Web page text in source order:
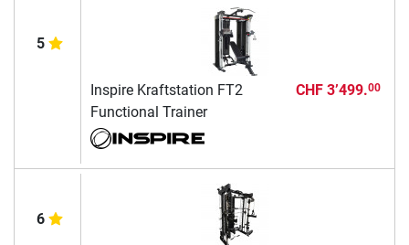
5
Inspire Kraftstation FT2
Functional Trainer
CHF 3’499.00
6